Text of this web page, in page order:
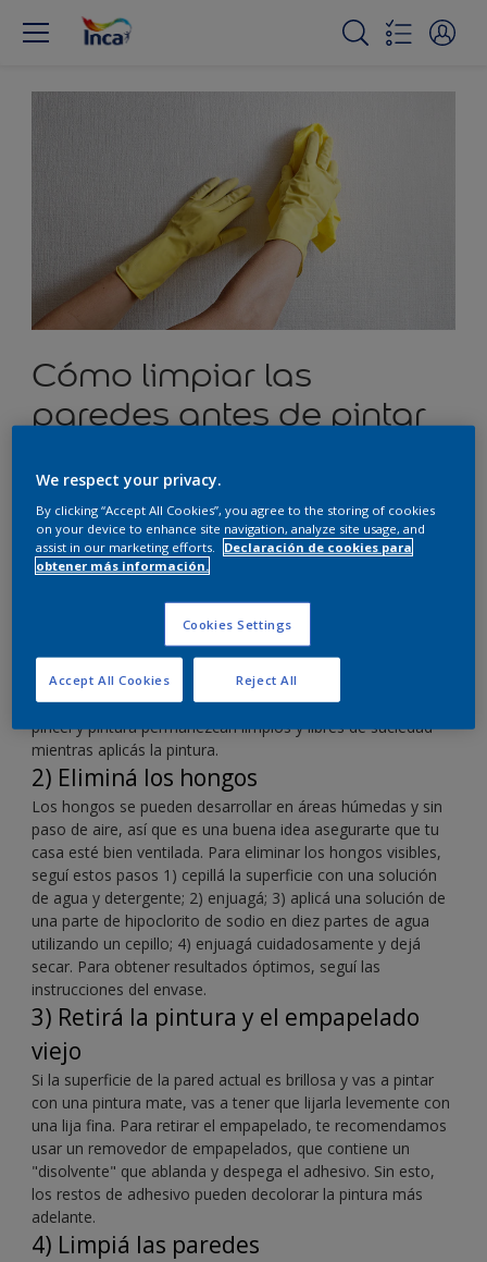
Cómo limpiar las
paredes antes de pintar
Prepará tus paredes para pintarlas con esta guía de
limpieza paso a paso.
1) Desempolvá
Para comenzar, usá un pincel quitapolvo o un paño para
limpiar telas de araña, polvo o tierra; esto asegurará que tu
pincel y pintura permanezcan limpios y libres de suciedad
mientras aplicás la pintura.
2) Eliminá los hongos
Los hongos se pueden desarrollar en áreas húmedas y sin
paso de aire, así que es una buena idea asegurarte que tu
casa esté bien ventilada. Para eliminar los hongos visibles,
seguí estos pasos 1) cepillá la superficie con una solución
de agua y detergente; 2) enjuagá; 3) aplicá una solución de
una parte de hipoclorito de sodio en diez partes de agua
utilizando un cepillo; 4) enjuagá cuidadosamente y dejá
secar. Para obtener resultados óptimos, seguí las
instrucciones del envase.
3) Retirá la pintura y el empapelado
viejo
Si la superficie de la pared actual es brillosa y vas a pintar
con una pintura mate, vas a tener que lijarla levemente con
una lija fina. Para retirar el empapelado, te recomendamos
usar un removedor de empapelados, que contiene un
"disolvente" que ablanda y despega el adhesivo. Sin esto,
los restos de adhesivo pueden decolorar la pintura más
adelante.
4) Limpiá las paredes
We respect your privacy.
By clicking “Accept All Cookies”, you agree to the storing of cookies
on your device to enhance site navigation, analyze site usage, and
assist in our marketing efforts.
Declaración de cookies para
obtener más información.
Cookies Settings
Reject All
Accept All Cookies